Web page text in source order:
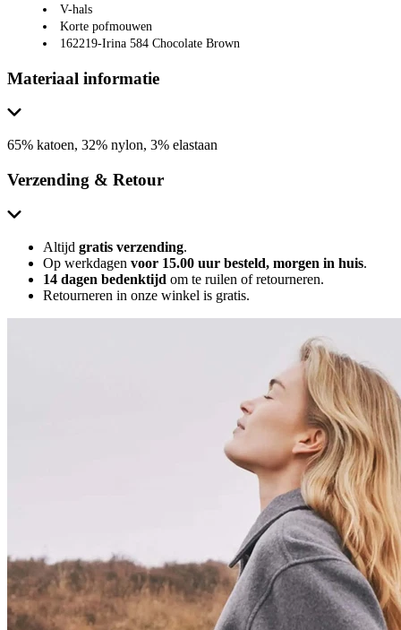
V-hals
Korte pofmouwen
162219-Irina 584 Chocolate Brown
Materiaal informatie
65% katoen, 32% nylon, 3% elastaan
Verzending & Retour
Altijd gratis verzending.
Op werkdagen voor 15.00 uur besteld, morgen in huis.
14 dagen bedenktijd om te ruilen of retourneren.
Retourneren in onze winkel is gratis.